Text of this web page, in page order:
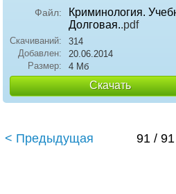
Файл:
Криминология.
Долговая..pdf
Скачиваний:
314
Добавлен:
20.06.2014
Размер:
4 Мб
Скачать
< Предыдущая 91 / 91